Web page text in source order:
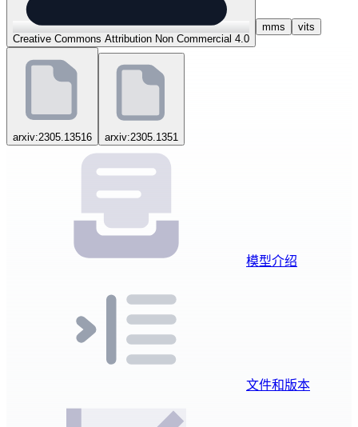
Creative Commons Attribution Non Commercial 4.0
mms vits
arxiv:2305.13516 arxiv:2305.1351
模型介绍
文件和版本